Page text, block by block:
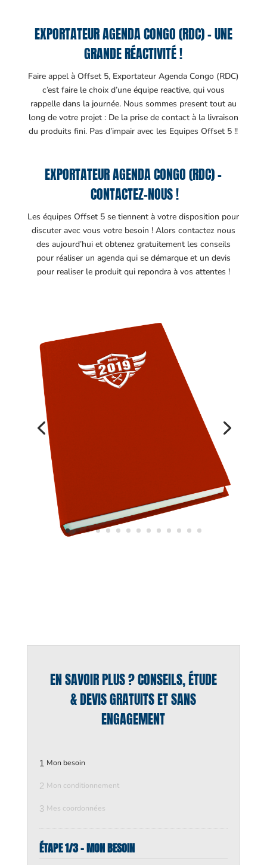
EXPORTATEUR AGENDA CONGO (RDC) – UNE
GRANDE RÉACTIVITÉ !
Faire appel à Offset 5, Exportateur Agenda Congo (RDC)
c’est faire le choix d’une équipe reactive, qui vous
rappelle dans la journée. Nous sommes present tout au
long de votre projet : De la prise de contact à la livraison
du produits fini. Pas d’impair avec les Equipes Offset 5 !!
EXPORTATEUR AGENDA CONGO (RDC) –
CONTACTEZ-NOUS !
Les équipes Offset 5 se tiennent à votre disposition pour
discuter avec vous votre besoin ! Alors contactez nous
des aujourd’hui et obtenez gratuitement les conseils
pour réaliser un agenda qui se démarque et un devis
pour realiser le produit qui repondra à vos attentes !
EN SAVOIR PLUS ? CONSEILS, ÉTUDE
& DEVIS GRATUITS ET SANS
ENGAGEMENT
1 Mon besoin
2 Mon conditionnement
3 Mes coordonnées
ÉTAPE 1/3 - MON BESOIN